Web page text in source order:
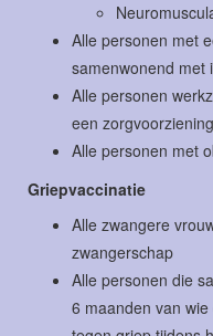
Alle personen met
samenwonend met
Alle personen
een zorgvoorziening
Alle personen met
Griepvaccinatie
Alle zwangere
zwangerschap
Alle personen die
6 maanden van